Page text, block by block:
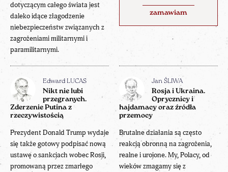
zamawiam
dotyczącym całego świata jest
daleko idące złagodzenie
niebezpieczeństw związanych z
zagrożeniami militarnymi i
paramilitarnymi.
Edward LUCAS
Nikt nie lubi
przegranych.
Zderzenie Putina z
rzeczywistością
Prezydent Donald Trump wydaje
się także gotowy podpisać nową
ustawę o sankcjach wobec Rosji,
promowaną przez zmarłego
Jan ŚLIWA
Rosja i Ukraina.
Oprycznicy i
hajdamacy oraz źródła
przemocy
Brutalne działania są często
reakcją obronną na zagrożenia,
realne i urojone. My, Polacy, od
wieków zmagamy się z